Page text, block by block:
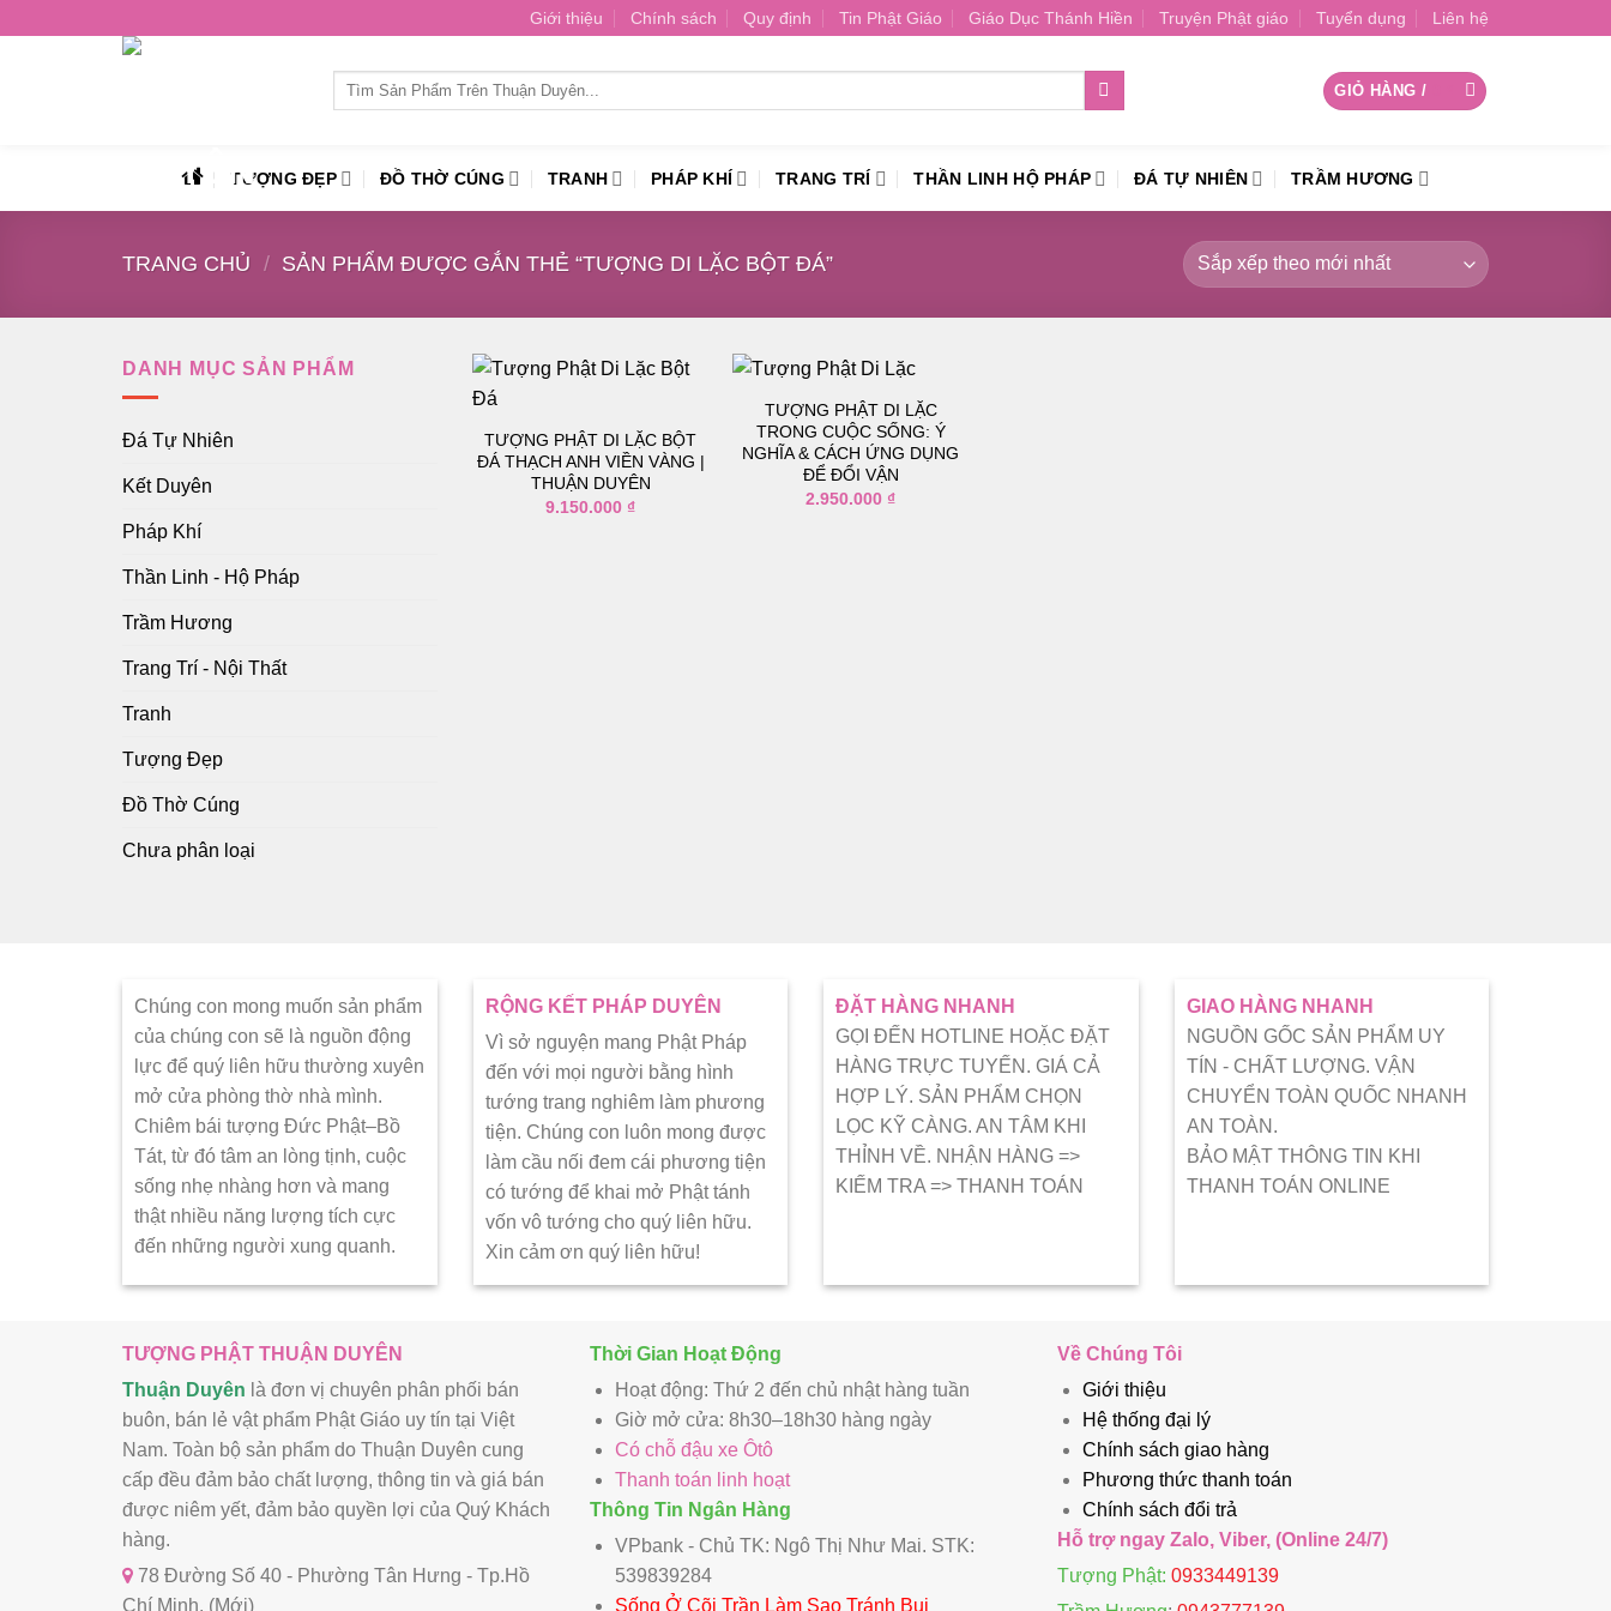
Giới thiệu Chính sách Quy định Tin Phật Giáo Giáo Dục Thánh Hiền Truyện Phật giáo Tuyển dụng Liên hệ
Tìm
GIỎ HÀNG /
TƯỢNG ĐẸP ĐỒ THỜ CÚNG TRANH PHÁP KHÍ TRANG TRÍ THẦN LINH HỘ PHÁP ĐÁ TỰ NHIÊN TRẦM HƯƠNG
TRANG CHỦ / SẢN PHẨM ĐƯỢC GẮN THẺ “TƯỢNG DI LẶC BỘT ĐÁ”
DANH MỤC SẢN PHẨM
Đá Tự Nhiên
Kết Duyên
Pháp Khí
Thần Linh - Hộ Pháp
Trầm Hương
Trang Trí - Nội Thất
Tranh
Tượng Đẹp
Đồ Thờ Cúng
Chưa phân loại
Thêm
TƯỢNG PHẬT DI LẶC BỘT
ĐÁ THẠCH ANH VIỀN VÀNG |
THUẬN DUYÊN
9.150.000 ₫
Thêm
TƯỢNG PHẬT DI LẶC
TRONG CUỘC SỐNG: Ý
NGHĨA & CÁCH ỨNG DỤNG
ĐỂ ĐỔI VẬN
2.950.000 ₫
Chúng con mong muốn sản phẩm
của chúng con sẽ là nguồn động
lực để quý liên hữu thường xuyên
mở cửa phòng thờ nhà mình.
Chiêm bái tượng Đức Phật–Bồ
Tát, từ đó tâm an lòng tịnh, cuộc
sống nhẹ nhàng hơn và mang
thật nhiều năng lượng tích cực
đến những người xung quanh.
RỘNG KẾT PHÁP DUYÊN
Vì sở nguyện mang Phật Pháp
đến với mọi người bằng hình
tướng trang nghiêm làm phương
tiện. Chúng con luôn mong được
làm cầu nối đem cái phương tiện
có tướng để khai mở Phật tánh
vốn vô tướng cho quý liên hữu.
Xin cảm ơn quý liên hữu!
ĐẶT HÀNG NHANH
GỌI ĐẾN HOTLINE HOẶC ĐẶT
HÀNG TRỰC TUYẾN. GIÁ CẢ
HỢP LÝ. SẢN PHẨM CHỌN
LỌC KỸ CÀNG. AN TÂM KHI
THỈNH VỀ. NHẬN HÀNG =>
KIẾM TRA => THANH TOÁN
GIAO HÀNG NHANH
NGUỒN GỐC SẢN PHẨM UY
TÍN - CHẤT LƯỢNG. VẬN
CHUYỂN TOÀN QUỐC NHANH
AN TOÀN.
BẢO MẬT THÔNG TIN KHI
THANH TOÁN ONLINE
TƯỢNG PHẬT THUẬN DUYÊN
Thuận Duyên là đơn vị chuyên phân phối bán
buôn, bán lẻ vật phẩm Phật Giáo uy tín tại Việt
Nam. Toàn bộ sản phẩm do Thuận Duyên cung
cấp đều đảm bảo chất lượng, thông tin và giá bán
được niêm yết, đảm bảo quyền lợi của Quý Khách
hàng.
78 Đường Số 40 - Phường Tân Hưng - Tp.Hồ
Chí Minh. (Mới)
Thời Gian Hoạt Động
Hoạt động: Thứ 2 đến chủ nhật hàng tuần
Giờ mở cửa: 8h30–18h30 hàng ngày
Có chỗ đậu xe Ôtô
Thanh toán linh hoạt
Thông Tin Ngân Hàng
VPbank - Chủ TK: Ngô Thị Như Mai. STK:
539839284
Sống Ở Cõi Trần Làm Sao Tránh Bụi
Về Chúng Tôi
Giới thiệu
Hệ thống đại lý
Chính sách giao hàng
Phương thức thanh toán
Chính sách đổi trả
Hỗ trợ ngay Zalo, Viber, (Online 24/7)
Tượng Phật: 0933449139